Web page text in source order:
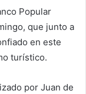
Popular
que junto a
en este
turístico.
por Juan de